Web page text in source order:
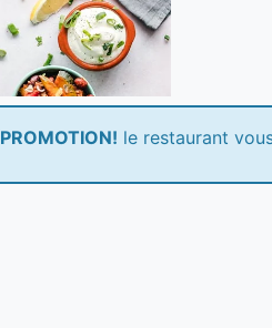
PROMOTION! le restaurant